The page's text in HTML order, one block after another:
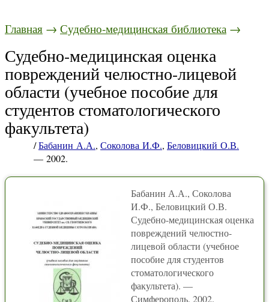
Главная → Судебно-медицинская библиотека →
Судебно-медицинская оценка
повреждений челюстно-лицевой
области (учебное пособие для
студентов стоматологического
факультета)
/Бабанин А.А., Соколова И.Ф., Беловицкий О.В.
— 2002.
Бабанин А.А., Соколова
И.Ф., Беловицкий О.В.
Судебно-медицинская оценка
повреждений челюстно-
лицевой области (учебное
пособие для студентов
стоматологического
факультета). —
Симферополь, 2002.